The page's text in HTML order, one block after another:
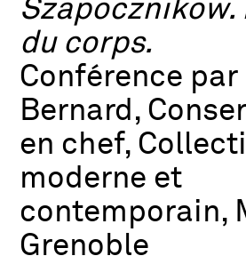
Szapocznikow.
du corps.
Conférence par
Bernard,
en chef,
moderne et
contemporain,
Grenoble